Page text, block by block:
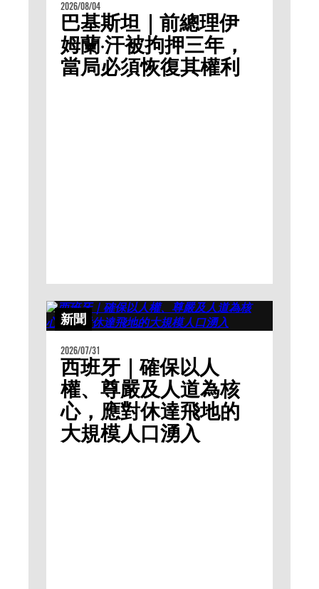
2026/08/04
巴基斯坦｜前總理伊
姆蘭·汗被拘押三年，
當局必須恢復其權利
新聞
2026/07/31
西班牙｜確保以人
權、尊嚴及人道為核
心，應對休達飛地的
大規模人口湧入